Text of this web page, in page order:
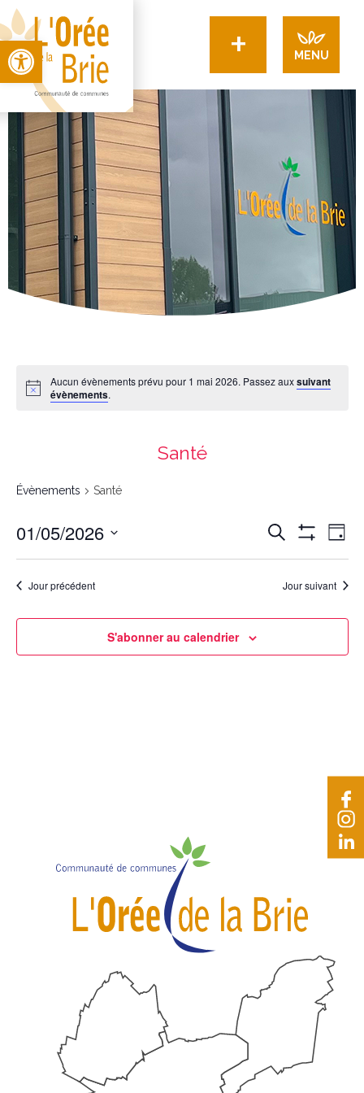
Open toolbar + MENU
Aucun évènements prévu pour 1 mai 2026. Passez auxsuivant
évènements.
Santé
Évènements Santé
navigation
deRecherche
Les
de
Évènement
Day
01/05/2026
Jour précédent Jour suivant
S'abonner au calendrier